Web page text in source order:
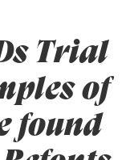
Trial
of
found